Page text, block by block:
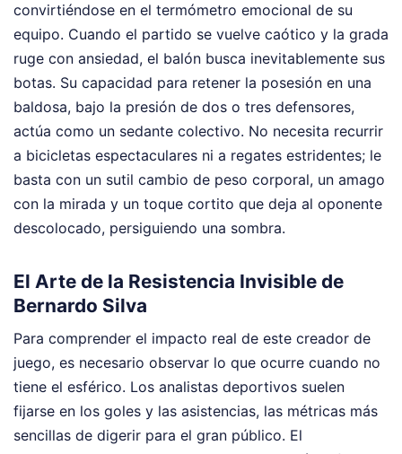
convirtiéndose en el termómetro emocional de su
equipo. Cuando el partido se vuelve caótico y la grada
ruge con ansiedad, el balón busca inevitablemente sus
botas. Su capacidad para retener la posesión en una
baldosa, bajo la presión de dos o tres defensores,
actúa como un sedante colectivo. No necesita recurrir
a bicicletas espectaculares ni a regates estridentes; le
basta con un sutil cambio de peso corporal, un amago
con la mirada y un toque cortito que deja al oponente
descolocado, persiguiendo una sombra.
El Arte de la Resistencia Invisible de
Bernardo Silva
Para comprender el impacto real de este creador de
juego, es necesario observar lo que ocurre cuando no
tiene el esférico. Los analistas deportivos suelen
fijarse en los goles y las asistencias, las métricas más
sencillas de digerir para el gran público. El